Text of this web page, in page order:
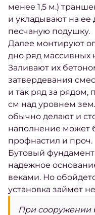
менее 1,5 м.)
и укладывают на
песчаную подушку.
Далее монтируют
дно ряд массивных
Заливают их
затвердевания
и так ряд за рядом,
см над уровнем
обычно делают и
наполнение может
профнастил и проч.
Бутовый
надежное
веками. Но
установка займет
При сооружении